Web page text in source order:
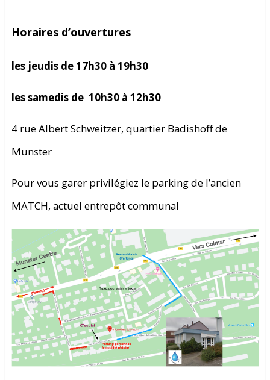
Horaires d’ouvertures
les jeudis de 17h30 à 19h30
les samedis de 10h30 à 12h30
4 rue Albert Schweitzer, quartier Badishoff de
Munster
Pour vous garer privilégiez le parking de l’ancien
MATCH, actuel entrepôt communal